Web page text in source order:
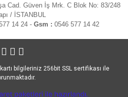
Cad. Güven İş Mrk. C Blok No: 83/248
/ İSTANBUL
14 24 - Gsm : 0546 577 14 42
bilgileriniz 256bit SSL sertifikası ile
e-